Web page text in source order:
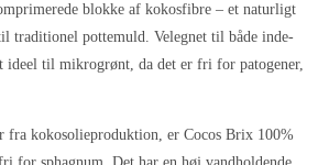
blokke af kokosfibre – et naturligt
traditionel pottemuld. Velegnet til både inde-
ideel til mikrogrønt, da det er fri for patogener,
fra kokosolieproduktion, er Cocos Brix 100%